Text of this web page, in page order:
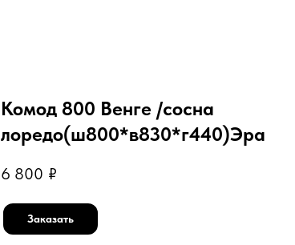
Комод 800 Венге /сосна
лоредо(ш800*в830*г440)Эра
6 800 ₽
Заказать